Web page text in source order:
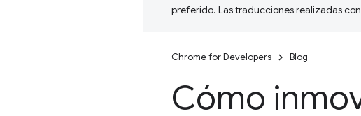
preferido. Las traducciones realizadas
Chrome for Developers Blog
Cómo